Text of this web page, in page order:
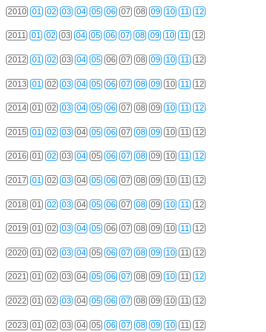
2010 01 02 03 04 05 06 07 08 09 10 11 12
2011 01 02 03 04 05 06 07 08 09 10 11 12
2012 01 02 03 04 05 06 07 08 09 10 11 12
2013 01 02 03 04 05 06 07 08 09 10 11 12
2014 01 02 03 04 05 06 07 08 09 10 11 12
2015 01 02 03 04 05 06 07 08 09 10 11 12
2016 01 02 03 04 05 06 07 08 09 10 11 12
2017 01 02 03 04 05 06 07 08 09 10 11 12
2018 01 02 03 04 05 06 07 08 09 10 11 12
2019 01 02 03 04 05 06 07 08 09 10 11 12
2020 01 02 03 04 05 06 07 08 09 10 11 12
2021 01 02 03 04 05 06 07 08 09 10 11 12
2022 01 02 03 04 05 06 07 08 09 10 11 12
2023 01 02 03 04 05 06 07 08 09 10 11 12